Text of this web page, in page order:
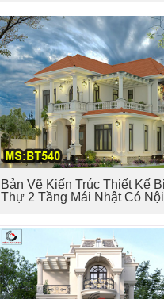
Bản Vẽ Kiến Trúc Thiết Kế
Thự 2 Tầng Mái Nhật Có